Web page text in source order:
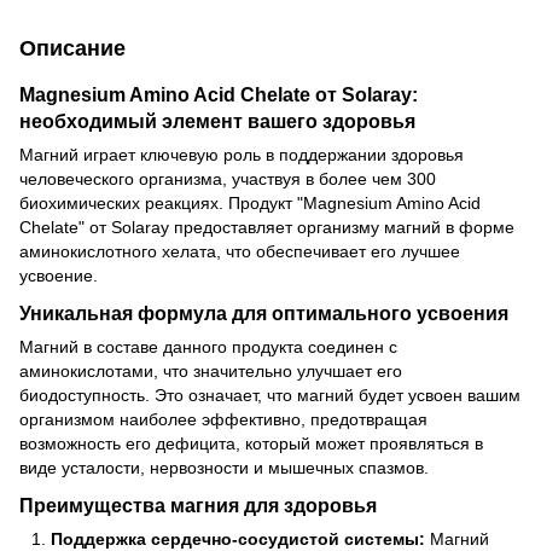
Описание
Magnesium Amino Acid Chelate от Solaray:
необходимый элемент вашего здоровья
Магний играет ключевую роль в поддержании здоровья
человеческого организма, участвуя в более чем 300
биохимических реакциях. Продукт "Magnesium Amino Acid
Chelate" от Solaray предоставляет организму магний в форме
аминокислотного хелата, что обеспечивает его лучшее
усвоение.
Уникальная формула для оптимального усвоения
Магний в составе данного продукта соединен с
аминокислотами, что значительно улучшает его
биодоступность. Это означает, что магний будет усвоен вашим
организмом наиболее эффективно, предотвращая
возможность его дефицита, который может проявляться в
виде усталости, нервозности и мышечных спазмов.
Преимущества магния для здоровья
Поддержка сердечно-сосудистой системы: Магний